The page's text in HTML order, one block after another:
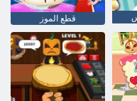
قطع الموز